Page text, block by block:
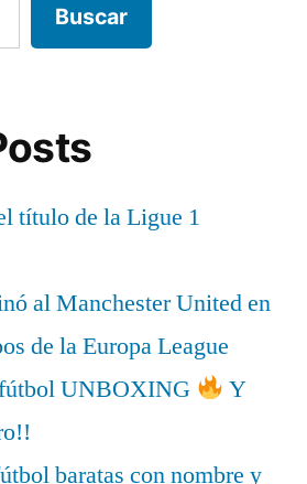
Buscar
título de la Ligue 1
al Manchester United en
de la Europa League
UNBOXING
Y
baratas con nombre y